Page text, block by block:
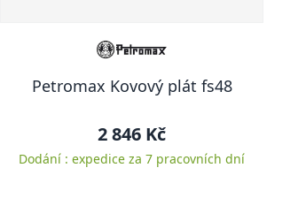
Petromax Kovový plát fs48
2 846 Kč
Dodání : expedice za 7 pracovních dní